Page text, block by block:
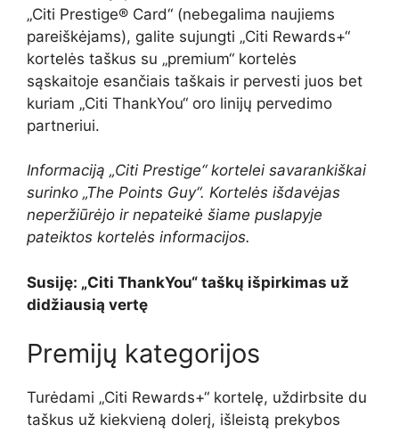
„Citi Prestige® Card“ (nebegalima naujiems
pareiškėjams), galite sujungti „Citi Rewards+“
kortelės taškus su „premium“ kortelės
sąskaitoje esančiais taškais ir pervesti juos bet
kuriam „Citi ThankYou“ oro linijų pervedimo
partneriui.
Informaciją „Citi Prestige“ kortelei savarankiškai
surinko „The Points Guy“. Kortelės išdavėjas
neperžiūrėjo ir nepateikė šiame puslapyje
pateiktos kortelės informacijos.
Susiję: „Citi ThankYou“ taškų išpirkimas už
didžiausią vertę
Premijų kategorijos
Turėdami „Citi Rewards+“ kortelę, uždirbsite du
taškus už kiekvieną dolerį, išleistą prekybos